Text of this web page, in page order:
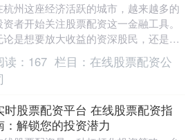
杭州这座经济活跃的城市，越来越多的
资者开始关注股票配资这一金融工具。
论是想要放大收益的资深股民，还是资
暂时周转不开的投资者，在线配资都提
了一种灵活的资....
读： 167 栏目： 在线股票配资公
时股票配资平台 在线股票配资指
：解锁您的投资潜力